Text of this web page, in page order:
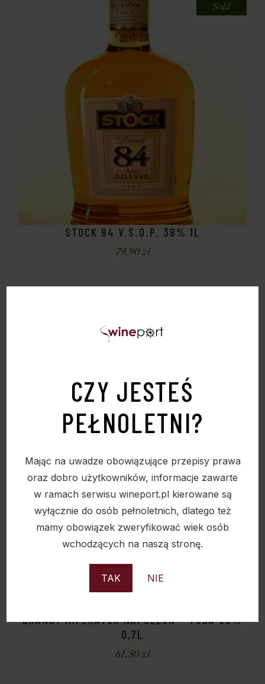
CZY JESTEŚ
PEŁNOLETNI?
Mając na uwadze obowiązujące przepisy prawa
oraz dobro użytkowników, informacje zawarte
w ramach serwisu wineport.pl kierowane są
wyłącznie do osób pełnoletnich, dlatego też
mamy obowiązek zweryfikować wiek osób
wchodzących na naszą stronę.
TAK NIE
Sold
STOCK 84 V.S.O.P. 38% 1L
79,90zł
BRANDY IMPERATOR NAPOLÉON – TUBA 36%
0,7L
61,50zł